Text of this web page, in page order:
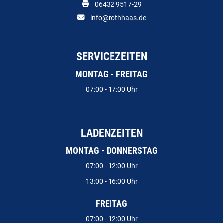
06432 9517-29
info@rothhaas.de
SERVICEZEITEN
MONTAG - FREITAG
07:00 - 17:00 Uhr
LADENZEITEN
MONTAG - DONNERSTAG
07:00 - 12:00 Uhr
13:00 - 16:00 Uhr
FREITAG
07:00 - 12:00 Uhr